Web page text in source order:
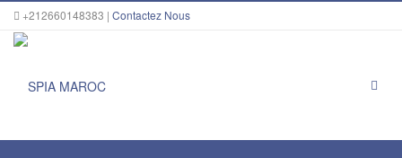
+212660148383 | Contactez Nous